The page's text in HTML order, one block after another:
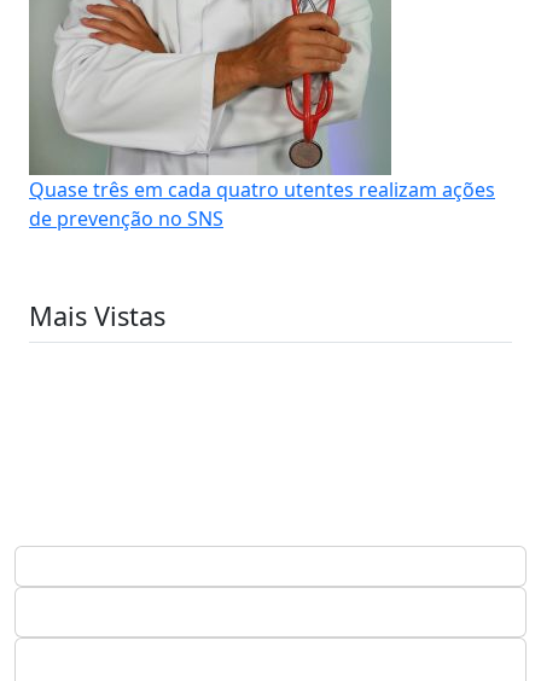
Quase três em cada quatro utentes realizam ações
de prevenção no SNS
Mais Vistas